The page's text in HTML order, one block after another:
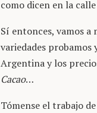
como dicen en la
Sí entonces, vamos
variedades probamos
Argentina y los
Cacao…
Tómense el trabajo